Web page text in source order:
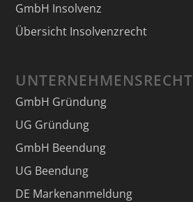
GmbH Insolvenz
Übersicht Insolvenzrecht
UNTERNEHMENSRECHT
GmbH Gründung
UG Gründung
GmbH Beendung
UG Beendung
DE Markenanmeldung